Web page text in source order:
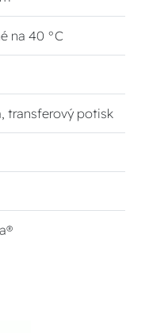
na 40 °C
transferový potisk